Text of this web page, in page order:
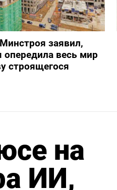
заявил,
опередила весь мир
строящегося
на
ИИ,